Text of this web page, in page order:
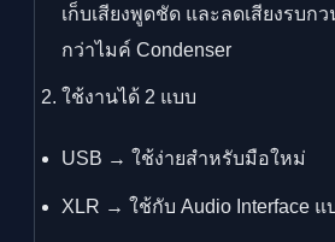
เก็บเสียงพูดชัด และลดเสียงรบก
กว่าไมค์ Condenser
ใช้งานได้ 2 แบบ
USB → ใช้ง่ายสำหรับมือใหม่
XLR → ใช้กับ Audio Interface